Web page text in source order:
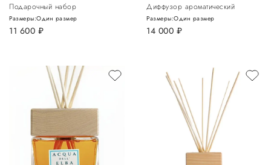
Подарочный набор
11 600 руб.
Размеры:Один размер
Диффузор ароматический
14 000 руб.
Размеры:Один размер